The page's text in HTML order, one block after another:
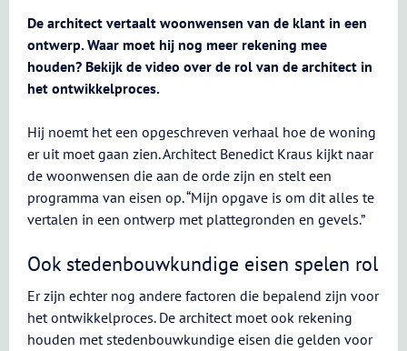
De architect vertaalt woonwensen van de klant in een
ontwerp. Waar moet hij nog meer rekening mee
houden? Bekijk de video over de rol van de architect in
het ontwikkelproces.
Hij noemt het een opgeschreven verhaal hoe de woning
er uit moet gaan zien. Architect Benedict Kraus kijkt naar
de woonwensen die aan de orde zijn en stelt een
programma van eisen op. “Mijn opgave is om dit alles te
vertalen in een ontwerp met plattegronden en gevels.”
Ook stedenbouwkundige eisen spelen rol
Er zijn echter nog andere factoren die bepalend zijn voor
het ontwikkelproces. De architect moet ook rekening
houden met stedenbouwkundige eisen die gelden voor